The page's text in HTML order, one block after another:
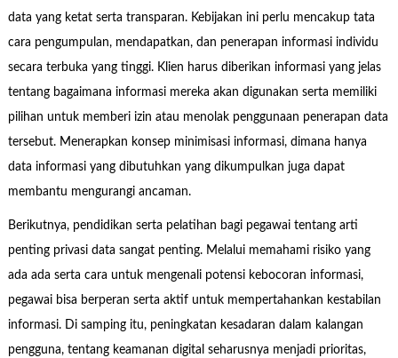
data yang ketat serta transparan. Kebijakan ini perlu mencakup tata
cara pengumpulan, mendapatkan, dan penerapan informasi individu
secara terbuka yang tinggi. Klien harus diberikan informasi yang jelas
tentang bagaimana informasi mereka akan digunakan serta memiliki
pilihan untuk memberi izin atau menolak penggunaan penerapan data
tersebut. Menerapkan konsep minimisasi informasi, dimana hanya
data informasi yang dibutuhkan yang dikumpulkan juga dapat
membantu mengurangi ancaman.
Berikutnya, pendidikan serta pelatihan bagi pegawai tentang arti
penting privasi data sangat penting. Melalui memahami risiko yang
ada ada serta cara untuk mengenali potensi kebocoran informasi,
pegawai bisa berperan serta aktif untuk mempertahankan kestabilan
informasi. Di samping itu, peningkatan kesadaran dalam kalangan
pengguna, tentang keamanan digital seharusnya menjadi prioritas,